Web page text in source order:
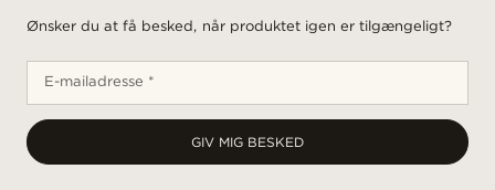
Ønsker du at få besked, når produktet igen er tilgængeligt?
E-mailadresse *
GIV MIG BESKED